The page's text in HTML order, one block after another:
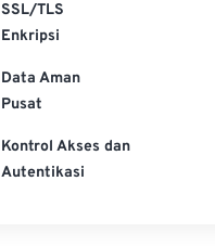
SSL/TLS
Enkripsi
Data Aman
Pusat
Kontrol Akses dan
Autentikasi